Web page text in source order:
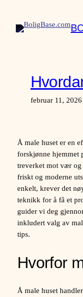
innhold
februar 11, 2026
Å male huset er en
forskjønne hjemmet
treverket mot vær
friskt og moderne
enkelt, krever det
teknikk for å få et
guider vi deg
inkludert valg av
tips.
Hvorfor
Å male huset